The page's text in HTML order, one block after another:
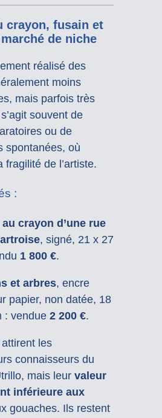
crayon, fusain et
de niche
réalisé des
moins
mais parfois très
souvent de
ou de
spontanées, où
fragilité de l’artiste.
:
crayon d’une rue
, signé, 21 x 27
1 800 €.
et arbres, encre
papier, non datée, 18
: vendue 2 200 €.
les
connaisseurs du
mais leur valeur
inférieure aux
gouaches. Ils restent